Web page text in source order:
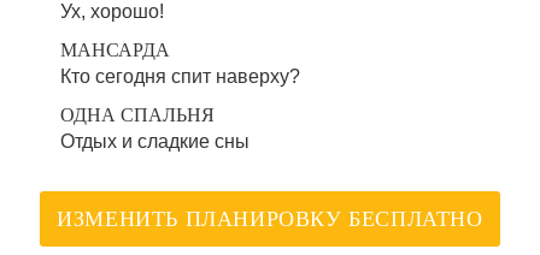
Ух, хорошо!
МАНСАРДА
Кто сегодня спит наверху?
ОДНА СПАЛЬНЯ
Отдых и сладкие сны
ИЗМЕНИТЬ ПЛАНИРОВКУ БЕСПЛАТНО